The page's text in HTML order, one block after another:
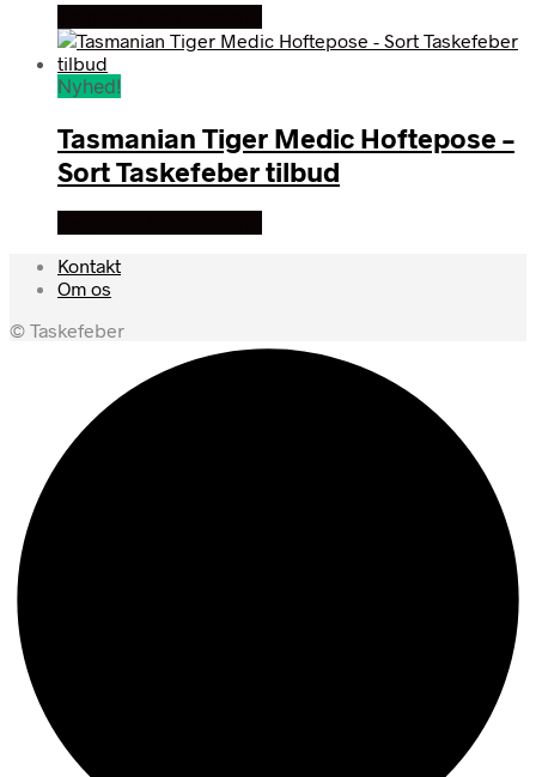
Nyhed!
Tasmanian Tiger Medic Hoftepose –
Sort Taskefeber tilbud
Kontakt
Om os
© Taskefeber